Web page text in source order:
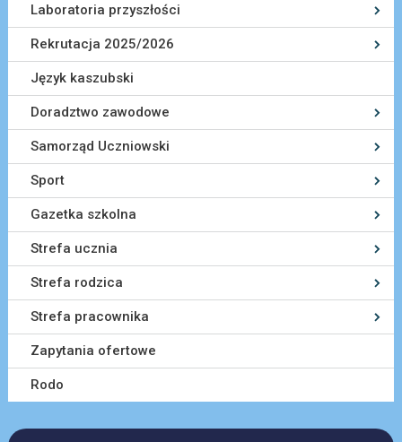
Laboratoria przyszłości
Rekrutacja 2025/2026
Język kaszubski
Doradztwo zawodowe
Samorząd Uczniowski
Sport
Gazetka szkolna
Strefa ucznia
Strefa rodzica
Strefa pracownika
Zapytania ofertowe
Rodo